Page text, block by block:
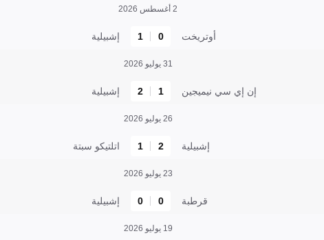
2 أغسطس 2026
أوتريخت 0
1 إشبيلية
31 يوليو 2026
إن إي سي نيميجين 1
2 إشبيلية
26 يوليو 2026
إشبيلية 2
1 اتلتيكو سبتة
23 يوليو 2026
قرطبة 0
0 إشبيلية
19 يوليو 2026